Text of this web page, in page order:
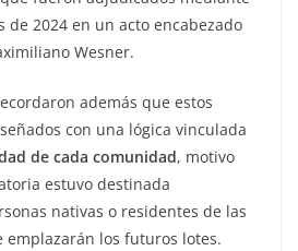
de 2024 en un acto encabezado
Wesner.
además que estos
con una lógica vinculada
de cada comunidad, motivo
estuvo destinada
nativas o residentes de las
emplazarán los futuros lotes.